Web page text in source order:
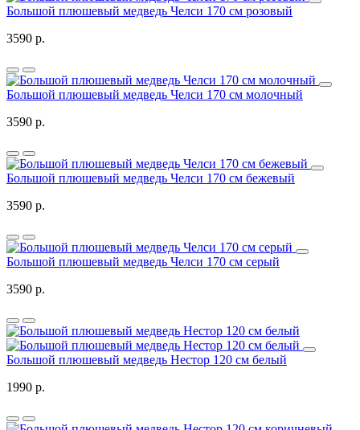
Большой плюшевый медведь Челси 170 см розовый
3590 р.
Большой плюшевый медведь Челси 170 см молочный
3590 р.
Большой плюшевый медведь Челси 170 см бежевый
3590 р.
Большой плюшевый медведь Челси 170 см серый
3590 р.
Большой плюшевый медведь Нестор 120 см белый
1990 р.